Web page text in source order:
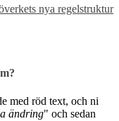
nya regelstruktur
med röd text, och ni
ändring" och sedan